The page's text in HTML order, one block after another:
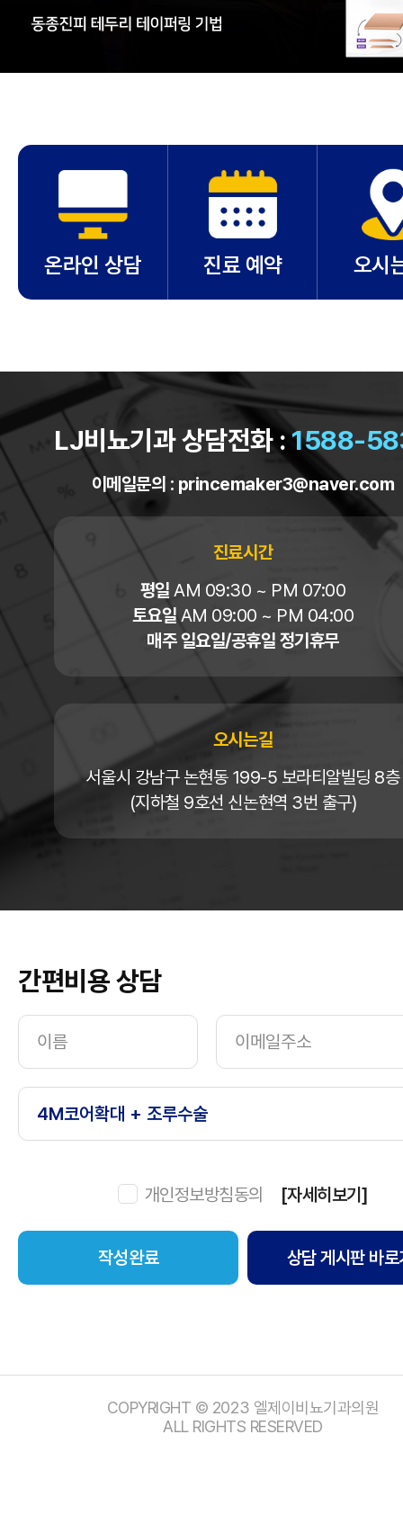
온라인 상담 진료 예약 오시
LJ비뇨기과 상담전화 :1588-
이메일문의 : princemaker3@naver.com
진료시간
평일 AM 09:30 ~ PM 07:00
토요일 AM 09:00 ~ PM 04:00
매주 일요일/공휴일 정기휴무
오시는길
서울시 강남구 논현동 199-5 보라티알빌딩 8층
(지하철 9호선 신논현역 3번 출구)
간편비용 상담
개인정보방침동의 [자세히보기]
상담 게시판 바
COPYRIGHT © 2023 엘제이비뇨기과의원
ALL RIGHTS RESERVED